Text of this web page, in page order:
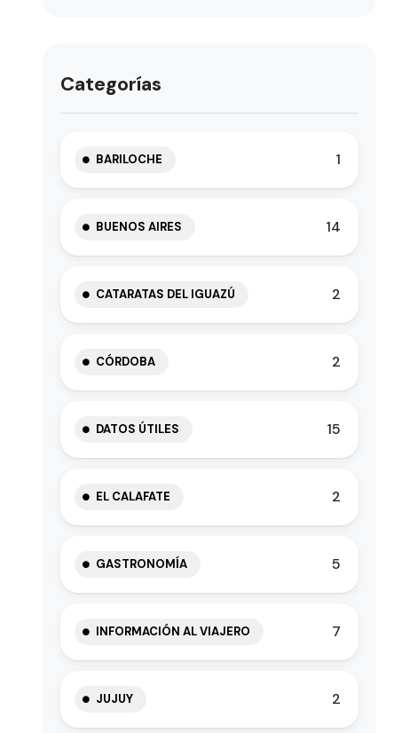
Categorías
BARILOCHE 1
BUENOS AIRES 14
CATARATAS DEL IGUAZÚ 2
CÓRDOBA 2
DATOS ÚTILES 15
EL CALAFATE 2
GASTRONOMÍA 5
INFORMACIÓN AL VIAJERO 7
JUJUY 2